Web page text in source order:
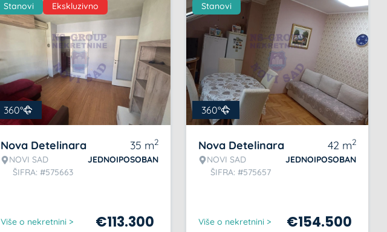
Stanovi Ekskluzivno
360°
Nova Detelinara
NOVI SAD
ŠIFRA: #575663
35 m2
JEDNOIPOSOBAN
Više o nekretnini > €113.300
Stanovi
360°
Nova Detelinara
NOVI SAD
ŠIFRA: #575657
42 m2
JEDNOIPOSOBAN
Više o nekretnini > €154.500